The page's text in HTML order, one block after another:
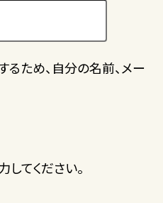
ため、自分の名前、メー
てください。